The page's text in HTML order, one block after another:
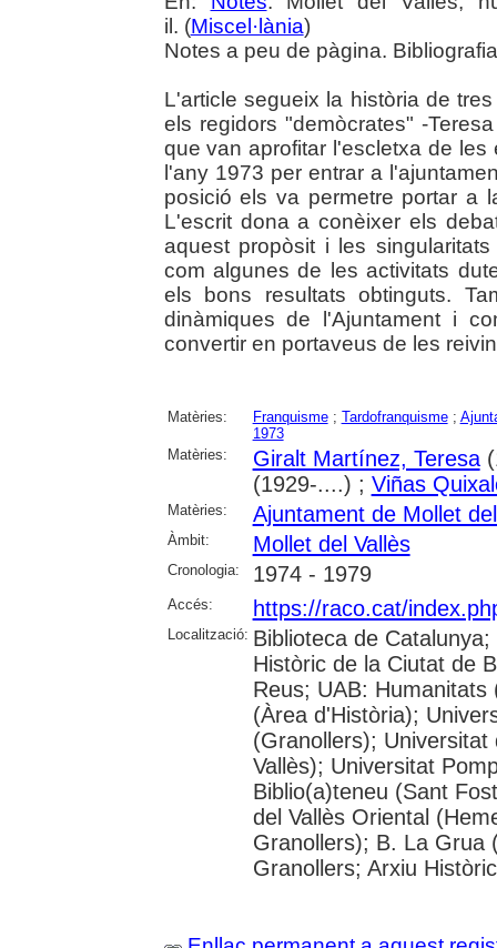
il. (Miscel·lània)
Notes a peu de pàgina.
L'article segueix la història de
els regidors "demòcrates" -
que van aprofitar l'escletxa de
l'any 1973 per entrar a
posició els va permetre portar a
L'escrit dona a conèixer els
aquest propòsit i les
com algunes de les activitats
els bons resultats obtinguts.
dinàmiques de l'Ajuntament i
convertir en portaveus de les
Matèries: Franquisme; Tardofranquisme;
1973
Matèries:
Giralt Martínez, Teresa
(1929-....) ; Viñas
Matèries: Ajuntament de Mollet
Àmbit: Mollet del Vallès
Cronologia: 1974 - 1979
Accés: https://raco.cat/
Localització: Biblioteca de
Històric de la Ciutat de
Reus; UAB:
(Àrea d'Història);
(Granollers);
Vallès); Universitat
Biblio(a)teneu (Sant
del Vallès Oriental
Granollers); B. La Grua
Granollers; Arxiu